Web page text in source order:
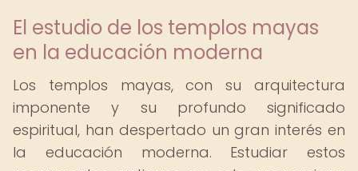
El estudio de los templos mayas
en la educación moderna
Los templos mayas, con su arquitectura
imponente y su profundo significado
espiritual, han despertado un gran interés en
la educación moderna. Estudiar estos